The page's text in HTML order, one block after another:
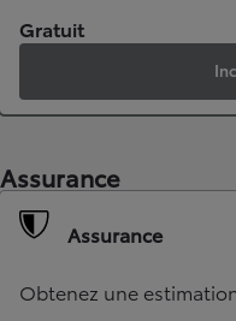
Gratuit
Assurance
Assurance
Obtenez une